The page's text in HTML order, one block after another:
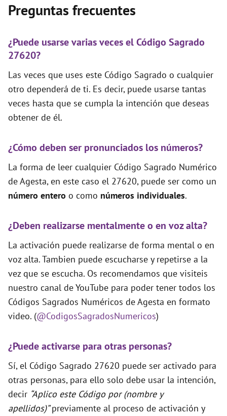
Preguntas frecuentes
¿Puede usarse varias veces el Código Sagrado
27620?
Las veces que uses este Código Sagrado o cualquier
otro dependerá de ti. Es decir, puede usarse tantas
veces hasta que se cumpla la intención que deseas
obtener de él.
¿Cómo deben ser pronunciados los números?
La forma de leer cualquier Código Sagrado Numérico
de Agesta, en este caso el 27620, puede ser como un
número entero o como números individuales.
¿Deben realizarse mentalmente o en voz alta?
La activación puede realizarse de forma mental o en
voz alta. Tambien puede escucharse y repetirse a la
vez que se escucha. Os recomendamos que visiteis
nuestro canal de YouTube para poder tener todos los
Códigos Sagrados Numéricos de Agesta en formato
video. (@CodigosSagradosNumericos)
¿Puede activarse para otras personas?
Sí, el Código Sagrado 27620 puede ser activado para
otras personas, para ello solo debe usar la intención,
decir “Aplico este Código por (nombre y
apellidos)”previamente al proceso de activación y